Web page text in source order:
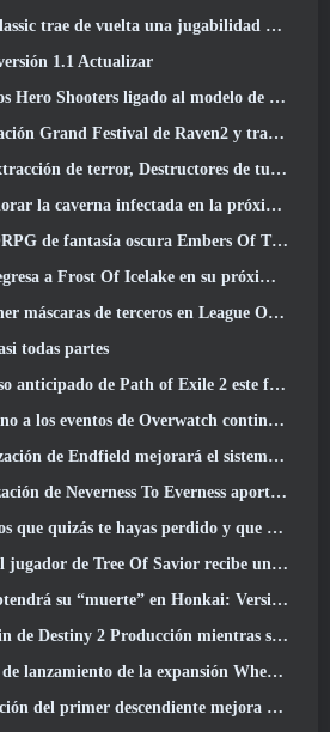
una jugabilidad MMORPG justa y CBT abre en junio 4
1.1 Actualizar
ligado al modelo de servicio en vivo F2P??
de Raven2 y trae consigo la nueva clase Warlord
Destructores de tumbas, Lanzamientos en Occidente
infectada en la próxima actualización de Eterspire
Embers Of The Uncrown de Nexon durante el Steam Next Fest
Of Icelake en su próxima actualización Steampunk
de terceros en League Of Legends
todas partes
de Path of Exile 2 este fin de semana
de Overwatch continúa 10 Año Aniversario
de Endfield mejorará el sistema de fábrica
Neverness To Everness aporta mucho a la mesa
hayas perdido y que forman parte del Steam Ocean Fest
Savior recibe un premio especial por gastar 100.000 dólares en el juego
“muerte” en Honkai: Versión de riel en estrella 4.3
mientras se preparan para trabajar en nuevos proyectos
de la expansión Where Winds Meet “Imperial Palace”
mejora el ciclo agrícola y actualiza el modo Embestida